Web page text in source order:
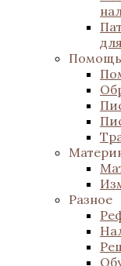
Помощь
Разное